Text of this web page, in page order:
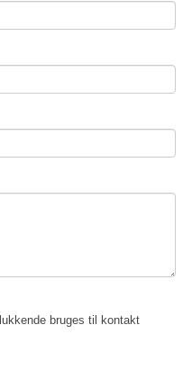
bruges til kontakt